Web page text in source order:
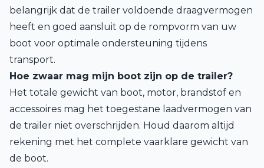
belangrijk dat de trailer voldoende draagvermogen
heeft en goed aansluit op de rompvorm van uw
boot voor optimale ondersteuning tijdens
transport.
Hoe zwaar mag mijn boot zijn op de trailer?
Het totale gewicht van boot, motor, brandstof en
accessoires mag het toegestane laadvermogen van
de trailer niet overschrijden. Houd daarom altijd
rekening met het complete vaarklare gewicht van
de boot.